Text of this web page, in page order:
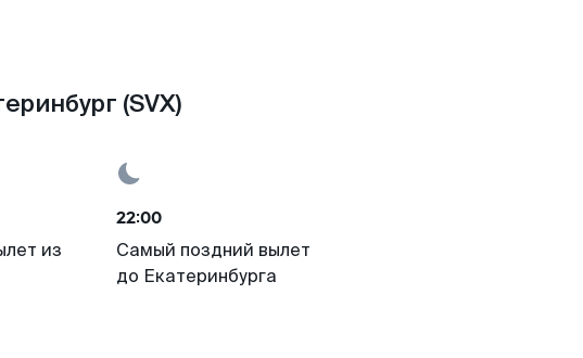
(SVX)
из
22:00
Самый поздний вылет
до Екатеринбурга